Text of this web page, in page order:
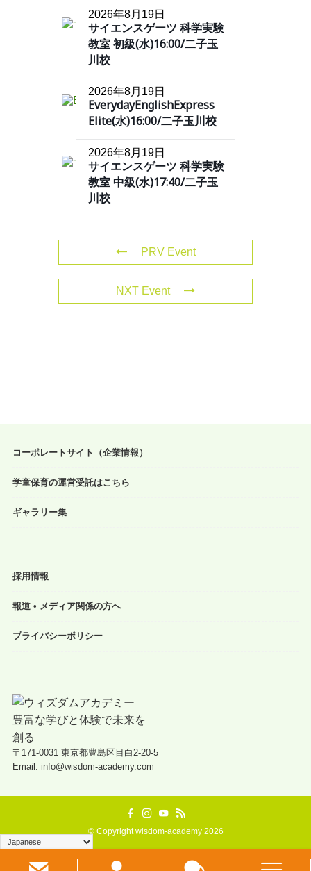
2026年8月19日
サイエンスゲーツ 科学実験
教室 初級(水)16:00/二子玉
川校
2026年8月19日
EverydayEnglishExpress
Elite(水)16:00/二子玉川校
2026年8月19日
サイエンスゲーツ 科学実験
教室 中級(水)17:40/二子玉
川校
PRV Event
NXT Event
コーポレートサイト（企業情報）
学童保育の運営受託はこちら
ギャラリー集
採用情報
報道 • メディア関係の方へ
プライバシーポリシー
〒171-0031 東京都豊島区目白2-20-5
Email: info@wisdom-academy.com
©Copyright wisdom-academy 2026